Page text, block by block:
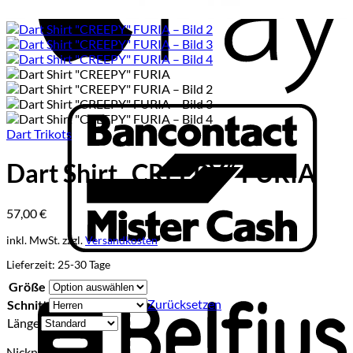
Dart Trikots
Dart Shirt „CREEPY“ FURIA
57,00€
inkl. MwSt.zzgl.Versandkosten
Lieferzeit: 25-30 Tage
Größe
Schnitt
Zurücksetzen
Länge